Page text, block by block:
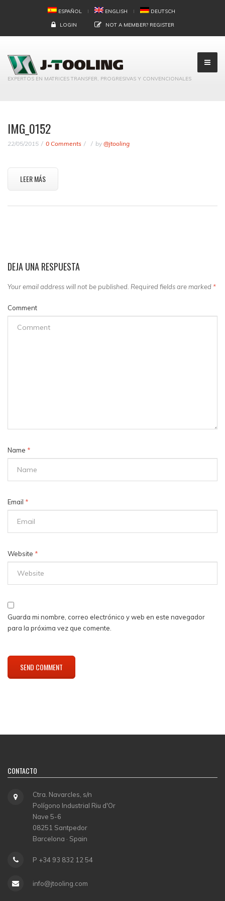
ESPAÑOL ENGLISH DEUTSCH
LOGIN NOT A MEMBER? REGISTER
EXPERTOS EN MATRICES TRANSFER, PROGRESIVAS Y CONVENCIONALES
IMG_0152
22/05/2015 0 Comments by @jtooling
LEER MÁS
DEJA UNA RESPUESTA
Your email address will not be published. Required fields are marked *
Comment
Name *
Email *
Website *
Guarda mi nombre, correo electrónico y web en este navegador
para la próxima vez que comente.
CONTACTO
Ctra. Navarcles, s/n
Polígono Industrial Riu d'Or
Nave 5-6
08251 Santpedor
Barcelona · Spain
P +34 93 832 12 54
info@jtooling.com